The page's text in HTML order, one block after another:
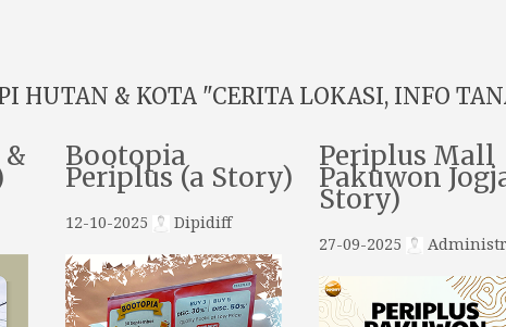
HUTAN & KOTA "CERITA LOKASI, INFO
& Bootopia
Periplus (a Story)
12-10-2025 Dipidiff
Periplus Mall
Pakuwon
Story)
27-09-2025